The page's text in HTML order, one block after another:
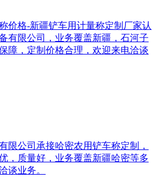
价格-新疆铲车用计量称定制厂家认
有限公司，业务覆盖新疆，石河子
障，定制价格合理，欢迎来电洽谈
限公司承接哈密农用铲车称定制，
，质量好，业务覆盖新疆哈密等多
谈业务。